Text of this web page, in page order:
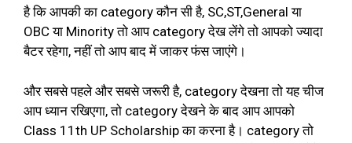
है कि आपकी का category कौन सी है, SC,ST,General या
OBC या Minority तो आप category देख लेंगे तो आपको ज्यादा
बैटर रहेगा, नहीं तो आप बाद में जाकर फंस जाएंगे।
और सबसे पहले और सबसे जरूरी है, category देखना तो यह चीज
आप ध्यान रखिएगा, तो category देखने के बाद आप आपको
Class 11th UP Scholarship का करना है। category तो